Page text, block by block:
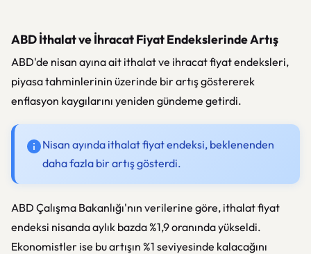
ABD İthalat ve İhracat Fiyat Endekslerinde Artış
ABD'de nisan ayına ait ithalat ve ihracat fiyat endeksleri,
piyasa tahminlerinin üzerinde bir artış göstererek
enflasyon kaygılarını yeniden gündeme getirdi.
Nisan ayında ithalat fiyat endeksi, beklenenden
daha fazla bir artış gösterdi.
ABD Çalışma Bakanlığı'nın verilerine göre, ithalat fiyat
endeksi nisanda aylık bazda %1,9 oranında yükseldi.
Ekonomistler ise bu artışın %1 seviyesinde kalacağını